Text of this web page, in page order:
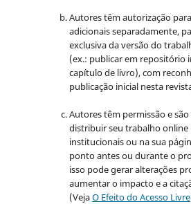
Autores têm autorização
adicionais separadamente,
exclusiva da versão do
(ex.: publicar em repositório
capítulo de livro), com
publicação inicial nesta
Autores têm permissão e
distribuir seu trabalho
institucionais ou na sua
ponto antes ou durante o
isso pode gerar alterações
aumentar o impacto e a
(VejaO Efeito do Acesso Livre